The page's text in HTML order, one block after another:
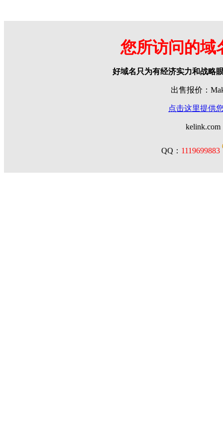
您所访问的域
好域名只为有经济实力和战略
出售报价：
点击这里提供
kelink.com
QQ： 1119699883